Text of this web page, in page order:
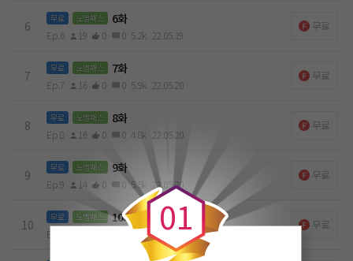
6
무료 노벨패스 6화
Ep.6 19 0 0 5.2k 22.05.19
무료
7
무료 노벨패스 7화
Ep.7 16 0 0 5.9k 22.05.20
무료
8
무료 노벨패스 8화
Ep.8 16 0 0 4.8k 22.05.20
무료
9
무료 노벨패스 9화
Ep.9 14 0 0 5.5k 22.05.20
무료
10
무료 노벨패스 10화
Ep.10 5.2k 22.05.20
무료
0
0
1